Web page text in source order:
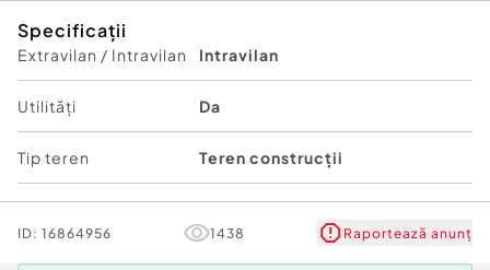
restului terenului in proportie de 75% cu cladiri de
maxim 2 niveluri (8 metri), CUT maxim 2.5 mp ADC
/ mp.
Pentru mai multe detalii, va rugam sa ne
contactati. ...
Comision cumpărător:3%
Specificații
Extravilan / Intravilan Intravilan
Utilități Da
Tip teren Teren construcții
ID: 16864956 1438 Raportează anunț